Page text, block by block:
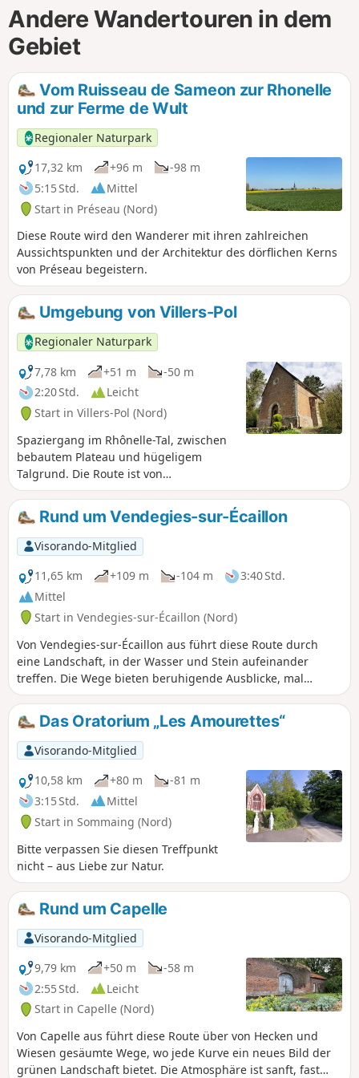
Andere Wandertouren in dem
Gebiet
Vom Ruisseau de Sameon zur Rhonelle
und zur Ferme de Wult
Regionaler Naturpark
17,32 km
+96 m
-98 m
5:15 Std.
Mittel
Start in Préseau (Nord)
Diese Route wird den Wanderer mit ihren zahlreichen
Aussichtspunkten und der Architektur des dörflichen Kerns
von Préseau begeistern.
Umgebung von Villers-Pol
Regionaler Naturpark
7,78 km
+51 m
-50 m
2:20 Std.
Leicht
Start in Villers-Pol (Nord)
Spaziergang im Rhônelle-Tal, zwischen
bebautem Plateau und hügeligem
Talgrund. Die Route ist von
unterschiedlicher Länge und für
Familien geeignet. Beste Reisezeit: April
bis September.
Rund um Vendegies-sur-Écaillon
Visorando-Mitglied
11,65 km
+109 m -104 m
3:40 Std.
Mittel
Start in Vendegies-sur-Écaillon (Nord)
Von Vendegies-sur-Écaillon aus führt diese Route durch
eine Landschaft, in der Wasser und Stein aufeinander
treffen. Die Wege bieten beruhigende Ausblicke, mal
gesäumt von goldenen Feldern, mal von den schattigen
Ufern des Écaillon. Bermerain offenbart seine warmen
Fassaden aus rotem Backstein, Saint-Martin-sur-Écaillon
besticht durch seine Ruhe und seine friedlichen Gassen,
und Sommaing-sur-Écaillon bietet als krönender Abschluss
ein idyllisches Panorama, in dem die Zeit still zu stehen
scheint. Ein Spaziergang, der Sanftheit, Authentizität und
ländlichen Charme vereint und perfekt ist, um sich vom
ruhigen Rhythmus des Haut-Cambrésis mitreißen zu
lassen.
Das Oratorium „Les Amourettes“
Visorando-Mitglied
10,58 km
+80 m
-81 m
3:15 Std.
Mittel
Start in Sommaing (Nord)
Bitte verpassen Sie diesen Treffpunkt
nicht – aus Liebe zur Natur.
Rund um Capelle
Visorando-Mitglied
9,79 km
+50 m
-58 m
2:55 Std.
Leicht
Start in Capelle (Nord)
Von Capelle aus führt diese Route über von Hecken und
Wiesen gesäumte Wege, wo jede Kurve ein neues Bild der
grünen Landschaft bietet. Die Atmosphäre ist sanft, fast